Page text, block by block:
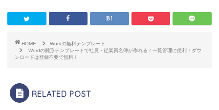
HOME
Wordの無料テンプレート
Wordの雛形テンプレートで社員・従業員名簿が作れる！一覧管理に便利！ダウ
ンロードは登録不要で無料！
RELATED POST